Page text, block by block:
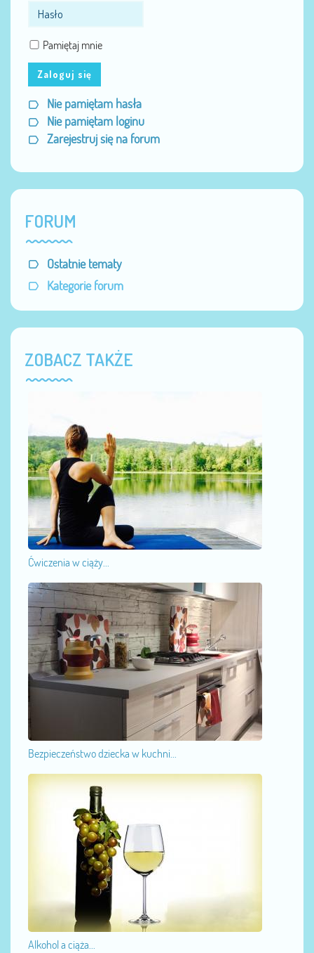
Pamiętaj mnie
Zaloguj się
Nie pamiętam hasła
Nie pamiętam loginu
Zarejestruj się na forum
FORUM
Ostatnie tematy
Kategorie forum
ZOBACZ TAKŻE
Ćwiczenia w ciąży...
Bezpieczeństwo dziecka w kuchni...
Alkohol a ciąża...